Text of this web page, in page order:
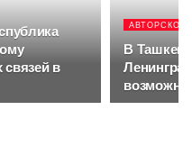
в
АВТОРСКОЕ
В